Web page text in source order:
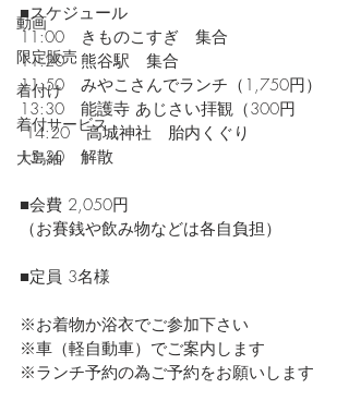
動画
限定販売
着付け
着付サービス
大島紬
■スケジュール
11:00　きものこすぎ　集合
11:20　熊谷駅　集合
11:50　みやこさんでランチ（1,750円）
13:30　能護寺 あじさい拝観（300円
14:20　高城神社　胎内くぐり
15:30　解散
■会費 2,050円
（お賽銭や飲み物などは各自負担）
■定員 3名様
※お着物か浴衣でご参加下さい
※車（軽自動車）でご案内します
※ランチ予約の為ご予約をお願いします